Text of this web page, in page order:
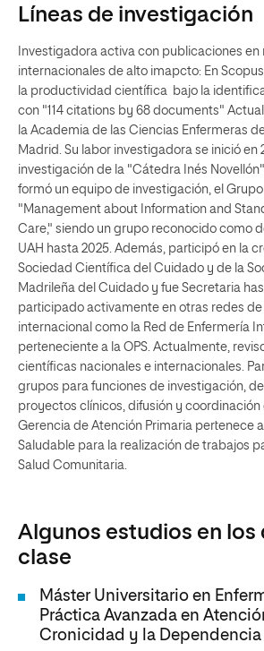
Líneas de investigación
Investigadora activa con publicaciones en
internacionales de alto imapcto: En
la productividad científica bajo la
con "114 citations by 68 documents"
la Academia de las Ciencias Enfermeras
Madrid. Su labor investigadora se inició en
investigación de la "Cátedra Inés Novellón"
formó un equipo de investigación, el Grupo
"Management about Information and
Care," siendo un grupo reconocido como
UAH hasta 2025. Además, participó en la
Sociedad Científica del Cuidado y de la
Madrileña del Cuidado y fue Secretaria
participado activamente en otras redes de
internacional como la Red de Enfermería
perteneciente a la OPS. Actualmente,
científicas nacionales e internacionales.
grupos para funciones de investigación,
proyectos clínicos, difusión y coordinación
Gerencia de Atención Primaria pertenece
Saludable para la realización de trabajos
Salud Comunitaria.
Algunos estudios en los
clase
Máster Universitario en
Práctica Avanzada en
Cronicidad y la Dependencia